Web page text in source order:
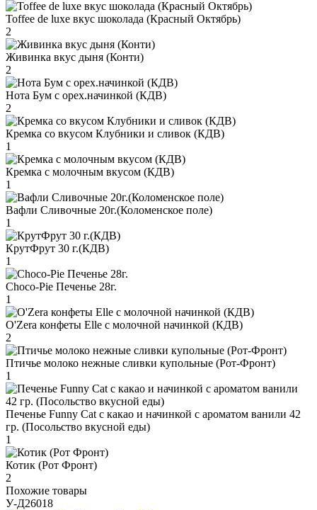
Toffee de luxe вкус шоколада (Красный Октябрь)
2
Живинка вкус дыня (Конти)
2
Нота Бум с орех.начинкой (КДВ)
2
Кремка со вкусом Клубники и сливок (КДВ)
1
Кремка с молочным вкусом (КДВ)
1
Вафли Сливочные 20г.(Коломенское поле)
1
КрутФрут 30 г.(КДВ)
1
Choco-Pie Печенье 28г.
1
O'Zera конфеты Elle с молочной начинкой (КДВ)
2
Птичье молоко нежные сливки купольные (Рот-Фронт)
1
Печенье Funny Сat с какао и начинкой с ароматом ванили 42
гр. (Посольство вкусной еды)
1
Котик (Рот Фронт)
2
Похожие товары
У-Д26018